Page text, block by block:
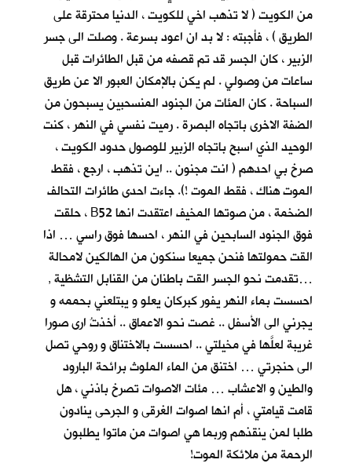
من الكويت ( لا تذهب اخي للكويت ، الدنيا محترقة على
الطريق ) ، فأجبته : لا بد ان اعود بسرعة . وصلت الى جسر
الزبير ، كان الجسر قد تم قصفه من قبل الطائرات قبل
ساعات من وصولي . لم يكن بالإمكان العبور الا عن طريق
السباحة . كان المئات من الجنود المنسحبين يسبحون من
الضفة الاخرى باتجاه البصرة . رميت نفسي في النهر ، كنت
الوحيد الذي اسبح باتجاه الزبير للوصول حدود الكويت ،
صرخ بي احدهم ( انت مجنون .. اين تذهب ، ارجع ، فقط
الموت هناك ، فقط الموت !). جاءت احدى طائرات التحالف
الضخمة ، من صوتها المخيف اعتقدت انها B52 ، حلقت
فوق الجنود السابحين في النهر ، احسها فوق راسي … اذا
القت حمولتها فنحن جميعا سنكون من الهالكين لامحالة
…تقدمت نحو الجسر القت باطنان من القنابل التشظية ,
احسست بماء النهر يفور كبركان يعلو و يبتلعني بحممه و
يجرني الى الأسفل .. غصت نحو الاعماق .. أخذتُ ارى صورا
غريبة لعلَّها في مخيلتي .. احسست بالاختناق و روحي تصل
الى حنجرتي … اختنق من الماء الملوث برائحة البارود
والطين و الاعشاب … مئات الاصوات تصرخ باذني ، هل
قامت قيامتي ، أم انها اصوات الغرقى و الجرحى ينادون
طلبا لمن ينقذهم وربما هي اصوات من ماتوا يطلبون
الرحمة من ملائكة الموت!